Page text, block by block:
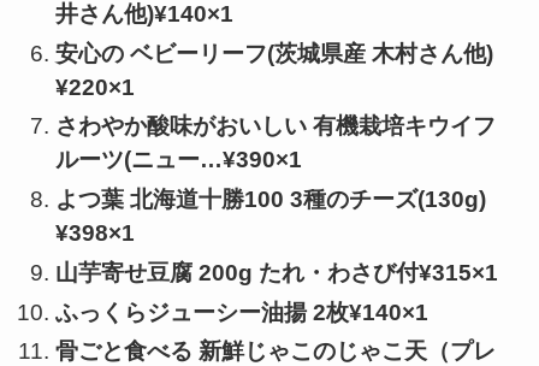
井さん他)¥140×1
安心の ベビーリーフ(茨城県産 木村さん他)
¥220×1
さわやか酸味がおいしい 有機栽培キウイフ
ルーツ(ニュー…¥390×1
よつ葉 北海道十勝100 3種のチーズ(130g)
¥398×1
山芋寄せ豆腐 200g たれ・わさび付¥315×1
ふっくらジューシー油揚 2枚¥140×1
骨ごと食べる 新鮮じゃこのじゃこ天（プレ